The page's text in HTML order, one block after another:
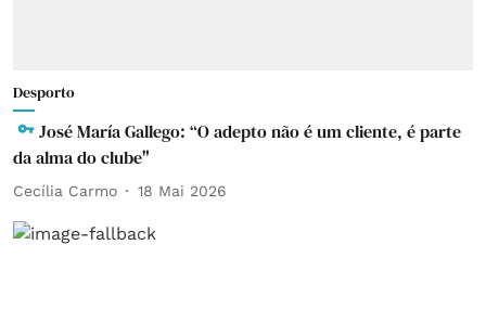
Desporto
José María Gallego: “O adepto não é um cliente, é parte
da alma do clube"
Cecília Carmo 18 Mai 2026